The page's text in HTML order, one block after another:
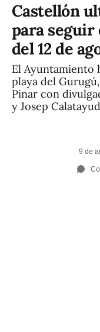
Castellón
para seguir
del 12 de
El Ayuntamiento
playa del
Pinar con
y Josep Calatayud
9 de